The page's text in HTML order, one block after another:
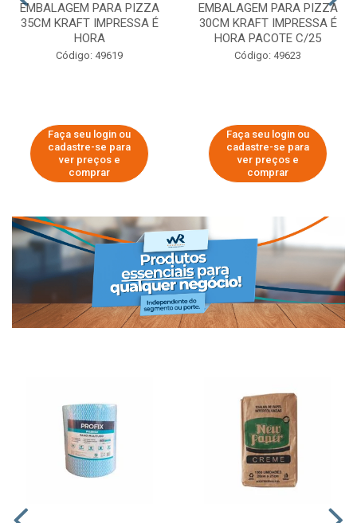
EMBALAGEM PARA PIZZA
35CM KRAFT IMPRESSA É
HORA
Código: 49619
Faça seu login ou
cadastre-se para
ver preços e
comprar
EMBALAGEM PARA PIZZA
30CM KRAFT IMPRESSA É
HORA PACOTE C/25
Código: 49623
Faça seu login ou
cadastre-se para
ver preços e
comprar